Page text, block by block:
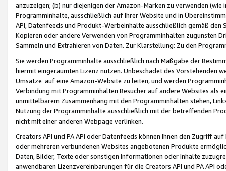
anzuzeigen; (b) nur diejenigen der Amazon-Marken zu verwenden
Programminhalte, ausschließlich auf Ihrer Website und in
API, Datenfeeds und Produkt-Werbeinhalte ausschließlich gemäß
Kopieren oder andere Verwenden von Programminhalten zugunsten
Sammeln und Extrahieren von Daten. Zur Klarstellung: Zu den
Sie werden Programminhalte ausschließlich nach Maßgabe der
hiermit eingeräumten Lizenz nutzen. Unbeschadet des Vorstehenden
Umsätze auf eine Amazon-Website zu leiten, und werden
Verbindung mit Programminhalten Besucher auf andere Websites als
unmittelbarem Zusammenhang mit den Programminhalten stehen,
Nutzung der Programminhalte ausschließlich mit der betreffenden
nicht mit einer anderen Webpage verlinken.
Creators API und PA API oder Datenfeeds können Ihnen den Zugriff
oder mehreren verbundenen Websites angebotenen Produkte
Daten, Bilder, Texte oder sonstigen Informationen oder Inhalte
anwendbaren Lizenzvereinbarungen für die Creators API und PA API